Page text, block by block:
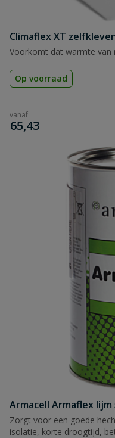
Climaflex XT
Voorkomt dat warmte van
Op voorraad
vanaf
€
65,43
Armacell Armaflex lijm
Zorgt voor een goede
isolatie, korte droogtijd,